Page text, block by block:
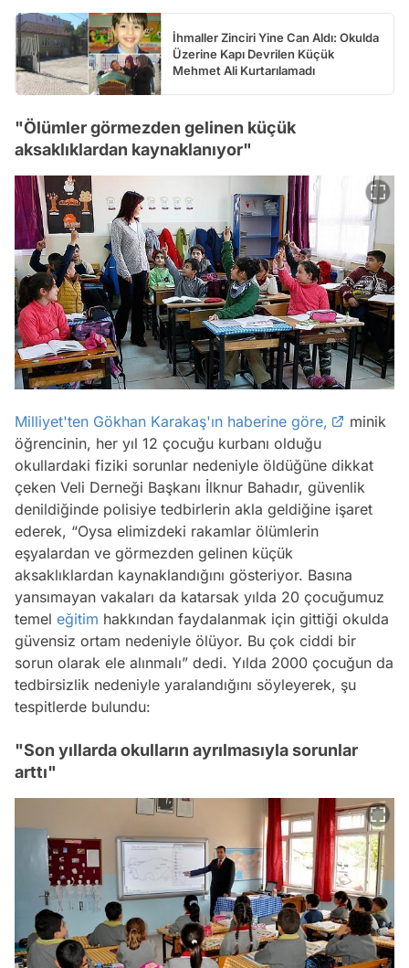
İhmaller Zinciri Yine Can Aldı: Okulda
Üzerine Kapı Devrilen Küçük
Mehmet Ali Kurtarılamadı
"Ölümler görmezden gelinen küçük
aksaklıklardan kaynaklanıyor"
Milliyet'ten Gökhan Karakaş'ın haberine göre,
minik
öğrencinin, her yıl 12 çocuğu kurbanı olduğu
okullardaki fiziki sorunlar nedeniyle öldüğüne dikkat
çeken Veli Derneği Başkanı İlknur Bahadır, güvenlik
denildiğinde polisiye tedbirlerin akla geldiğine işaret
ederek, “Oysa elimizdeki rakamlar ölümlerin
eşyalardan ve görmezden gelinen küçük
aksaklıklardan kaynaklandığını gösteriyor. Basına
yansımayan vakaları da katarsak yılda 20 çocuğumuz
temel eğitim hakkından faydalanmak için gittiği okulda
güvensiz ortam nedeniyle ölüyor. Bu çok ciddi bir
sorun olarak ele alınmalı” dedi. Yılda 2000 çocuğun da
tedbirsizlik nedeniyle yaralandığını söyleyerek, şu
tespitlerde bulundu:
"Son yıllarda okulların ayrılmasıyla sorunlar
arttı"